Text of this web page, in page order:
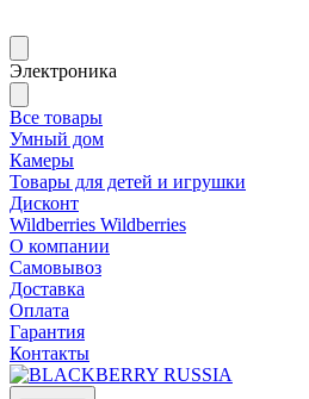
Электроника
Все товары
Умный дом
Камеры
Товары для детей и игрушки
Дисконт
Wildberries Wildberries
О компании
Самовывоз
Доставка
Оплата
Гарантия
Контакты